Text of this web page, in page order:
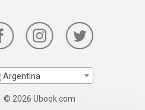
Argentina
© 2026 Ubook.com